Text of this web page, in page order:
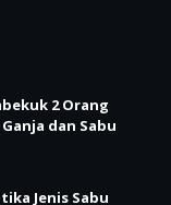
2 Orang
dan Sabu
Jenis Sabu